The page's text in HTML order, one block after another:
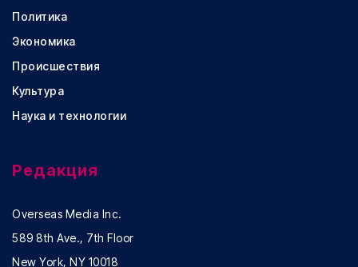
Политика
Экономика
Происшествия
Культура
Наука и технологии
Редакция
Overseas Media Inc.
589 8th Ave., 7th Floor
New York, NY 10018